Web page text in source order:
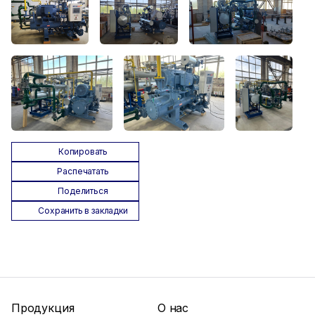
Копировать
Распечатать
Поделиться
Сохранить в закладки
Продукция О нас